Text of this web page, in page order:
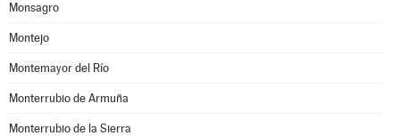
Monsagro
Montejo
Montemayor del Río
Monterrubio de Armuña
Monterrubio de la Sierra